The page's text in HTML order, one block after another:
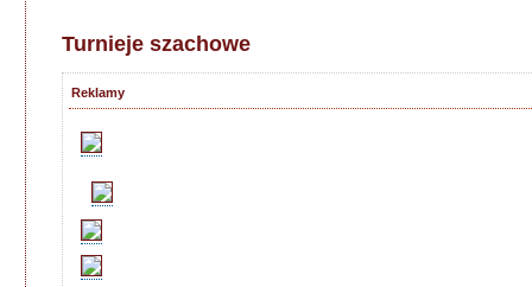
Turnieje szachowe
Reklamy